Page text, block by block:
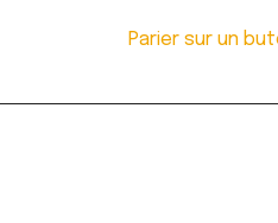
Parier sur un